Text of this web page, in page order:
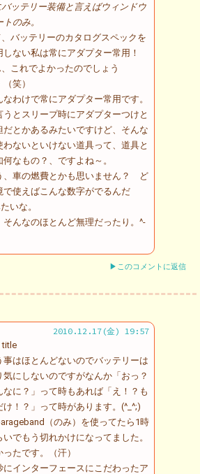
ッテリー装備と言えばウィンドウ
トのみ。
、バッテリーのカタログスペックを
しない私は常にアダプター常用！
これでよかったのでしょう
笑）
なわけで常にアダプター常用です。
うとスリープ時にアダプターつけと
だとかあるみたいですけど、そんな
わないといけない道具って、道具と
何なもの？、ですよね～。
、車の燃費とかも思いません？ ど
で使えばこんな数字がでるんだ
いな。
そんなのほとんど無理だったり。^-
▶このコメントに返信
2010.12.17(金) 19:57
title
事はほとんどないのでバッテリーは
気にしないのですがなんか「おっ？
なに？」って時もあれば「え！？も
け！？」って時があります。(^_^;)
（のみ）を使ってたら1時
いでもう切れかけになってました。
たです。（汗）
にインターフェースにこだわったア